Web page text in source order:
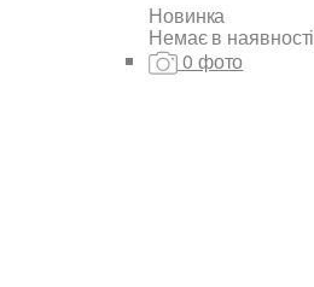
Новинка
Немає в наявності
0 фото